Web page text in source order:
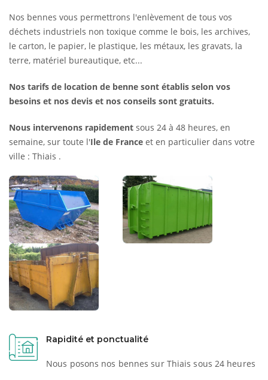
Nos bennes vous permettrons l'enlèvement de tous vos
déchets industriels non toxique comme le bois, les archives,
le carton, le papier, le plastique, les métaux, les gravats, la
terre, matériel bureautique, etc...
Nos tarifs de location de benne sont établis selon vos
besoins et nos devis et nos conseils sont gratuits.
Nous intervenons rapidement sous 24 à 48 heures, en
semaine, sur toute l'Ile de France et en particulier dans votre
ville : Thiais .
Rapidité et ponctualité
Nous posons nos bennes sur Thiais sous 24 heures